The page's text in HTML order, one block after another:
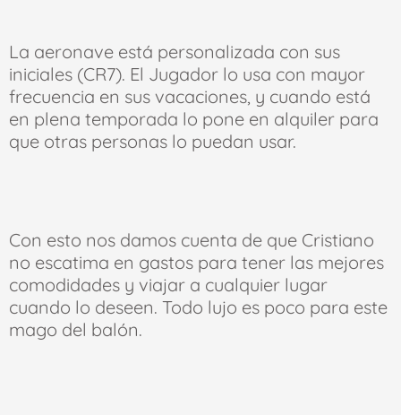
La aeronave está personalizada con sus
iniciales (CR7). El Jugador lo usa con mayor
frecuencia en sus vacaciones, y cuando está
en plena temporada lo pone en alquiler para
que otras personas lo puedan usar.
Con esto nos damos cuenta de que Cristiano
no escatima en gastos para tener las mejores
comodidades y viajar a cualquier lugar
cuando lo deseen. Todo lujo es poco para este
mago del balón.